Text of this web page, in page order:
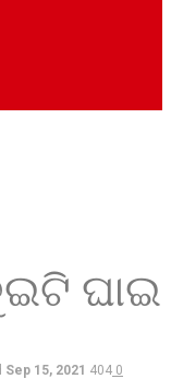
ଘାଇ
Sep 15, 2021 404 0